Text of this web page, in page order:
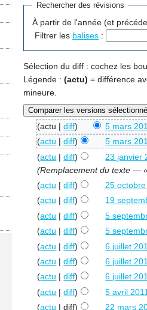
Rechercher des révisions
À partir de l'année (et
Filtrer les balises :
Sélection du diff : cochez les
Légende : (actu) = différence
mineure.
(actu |diff)
5 mars
(actu |diff)
5 mars
(actu |diff)
23 janvier
(Remplacement du texte —
(actu |diff)
25
(actu |diff)
19
(actu |diff)
5
(actu |diff)
5
(actu |diff)
6 juillet
(actu |diff)
6 juillet
(actu |diff)
6 juillet
(actu |diff)
5 avril
(actu | diff)
22 mars